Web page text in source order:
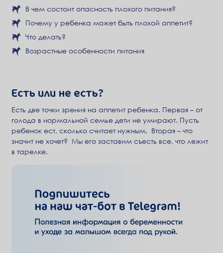
В чем состоит опасность плохого питания?
Почему у ребенка может быть плохой аппетит?
Что делать?
Возрастные особенности питания
Есть или не есть?
Есть две точки зрения на аппетит ребенка. Первая – от
голода в нормальной семье дети не умирают. Пусть
ребенок ест, сколько считает нужным. Вторая – что
значит не хочет? Мы его заставим съесть все, что лежит
в тарелке.